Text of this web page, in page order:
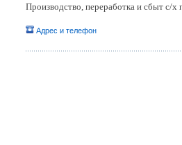
Производство, переработка и сбыт с/х
Адрес и телефон